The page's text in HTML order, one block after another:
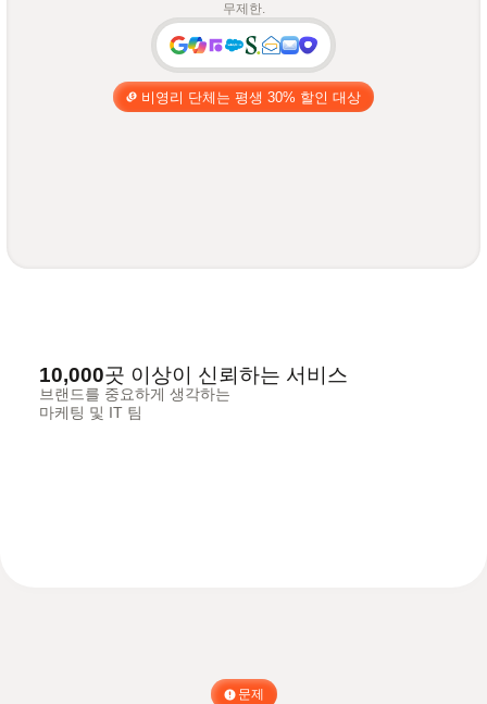
무제한.
비영리 단체는 평생 30% 할인 대상
10,000곳 이상이 신뢰하는 서비스
브랜드를 중요하게 생각하는
마케팅 및 IT 팀
문제